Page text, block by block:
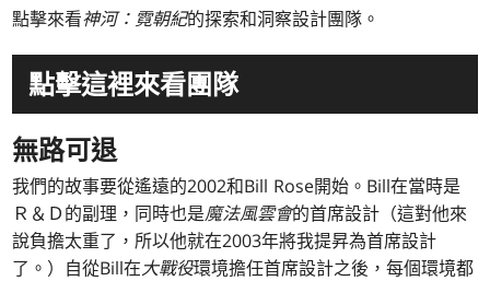
點擊來看神河：霓朝紀的探索和洞察設計團隊。
點擊這裡來看團隊
無路可退
我們的故事要從遙遠的2002和Bill Rose開始。Bill在當時是
Ｒ＆Ｄ的副理，同時也是魔法風雲會的首席設計（這對他來
說負擔太重了，所以他就在2003年將我提昇為首席設計
了。）自從Bill在大戰役環境擔任首席設計之後，每個環境都